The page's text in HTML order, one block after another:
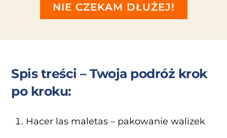
NIE CZEKAM DŁUŻEJ!
Spis treści – Twoja podróż krok
po kroku:
Hacer las maletas – pakowanie walizek